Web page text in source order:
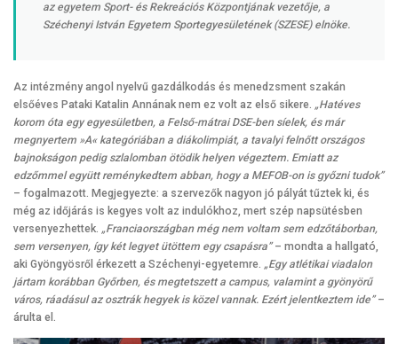
az egyetem Sport- és Rekreációs Központjának vezetője, a
Széchenyi István Egyetem Sportegyesületének (SZESE) elnöke.
Az intézmény angol nyelvű gazdálkodás és menedzsment szakán
elsőéves Pataki Katalin Annának nem ez volt az első sikere. „Hatéves
korom óta egy egyesületben, a Felső-mátrai DSE-ben síelek, és már
megnyertem »A« kategóriában a diákolimpiát, a tavalyi felnőtt országos
bajnokságon pedig szlalomban ötödik helyen végeztem. Emiatt az
edzőmmel együtt reménykedtem abban, hogy a MEFOB-on is győzni tudok”
– fogalmazott. Megjegyezte: a szervezők nagyon jó pályát tűztek ki, és
még az időjárás is kegyes volt az indulókhoz, mert szép napsütésben
versenyezhettek. „Franciaországban még nem voltam sem edzőtáborban,
sem versenyen, így két legyet ütöttem egy csapásra”– mondta a hallgató,
aki Gyöngyösről érkezett a Széchenyi-egyetemre. „Egy atlétikai viadalon
jártam korábban Győrben, és megtetszett a campus, valamint a gyönyörű
város, ráadásul az osztrák hegyek is közel vannak. Ezért jelentkeztem ide”–
árulta el.